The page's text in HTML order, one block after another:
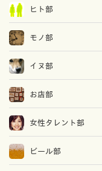
ヒト部
モノ部
イヌ部
お店部
女性タレント部
ビール部